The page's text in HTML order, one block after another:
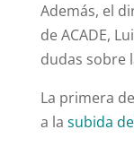
Además, el
de ACADE,
dudas sobre
La primera
a la subida